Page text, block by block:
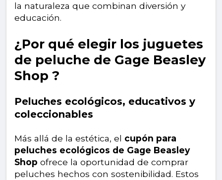
la naturaleza que combinan diversión y
educación.
¿Por qué elegir los juguetes
de peluche de Gage Beasley
Shop ?
Peluches ecológicos, educativos y
coleccionables
Más allá de la estética, el cupón para
peluches ecológicos de Gage Beasley
Shop ofrece la oportunidad de comprar
peluches hechos con sostenibilidad. Estos